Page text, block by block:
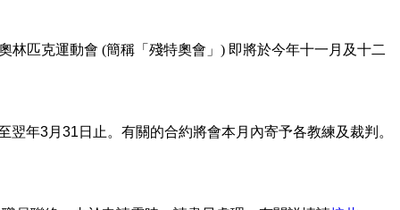
林匹克運動會 (簡稱「殘特奧會」) 即將於今年十一月及十二
翌年3月 31日止。有關的合約將會本月內寄予各教練及裁判。